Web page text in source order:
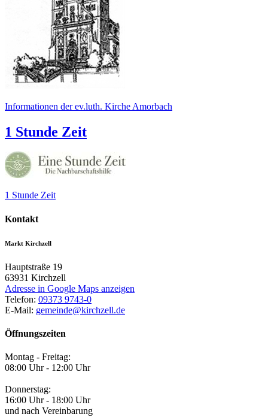
Informationen der ev.luth. Kirche Amorbach
1 Stunde Zeit
1 Stunde Zeit
Kontakt
Markt Kirchzell
Hauptstraße 19
63931 Kirchzell
Adresse in Google Maps anzeigen
Telefon: 09373 9743-0
E-Mail: gemeinde@kirchzell.de
Öffnungszeiten
Montag - Freitag:
08:00 Uhr - 12:00 Uhr
Donnerstag:
16:00 Uhr - 18:00 Uhr
und nach Vereinbarung